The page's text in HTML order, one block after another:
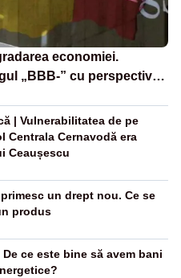
economiei.
„BBB-” cu perspectivă
| Vulnerabilitatea de pe
Centrala Cernavodă era
Ceaușescu
un drept nou. Ce se
produs
ce este bine să avem bani